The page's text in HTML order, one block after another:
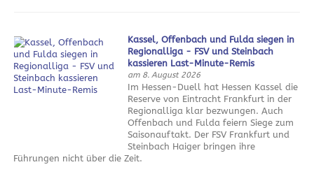
Kassel, Offenbach und Fulda siegen in
Regionalliga - FSV und Steinbach
kassieren Last-Minute-Remis
am 8. August 2026
Im Hessen-Duell hat Hessen Kassel die
Reserve von Eintracht Frankfurt in der
Regionalliga klar bezwungen. Auch
Offenbach und Fulda feiern Siege zum
Saisonauftakt. Der FSV Frankfurt und
Steinbach Haiger bringen ihre
Führungen nicht über die Zeit.